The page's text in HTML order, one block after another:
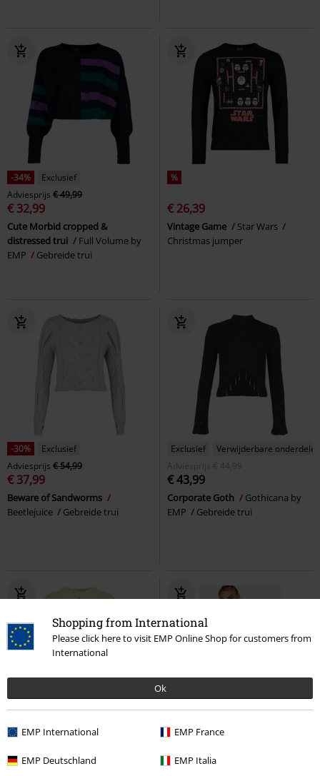
Shopping from International
Please click here to visit EMP Online Shop for customers from
International
Ok
EMP International EMP France
EMP Deutschland EMP Italia
-34%
Exclusief
Adviesprijs € 49,99
€ 32,99
Cute Morbid cropped &
distressed trui
Full Volume by
EMP
Gebreide trui
%
€ 26,39
Vintage Game
Star Wars
Christmas jumper
-30%
Exclusief
Adviesprijs € 54,99
€ 37,99
Beware of Sandworms
Beetlejuice
Gebreide trui
Exclusief
Verwijderbare onderdelen
Adviesprijs
€ 44,99
€ 43,99
Corporate Goth
Gothicana by
EMP
Gebreide trui
Kara Vex Jumper Shadowmark Jaquard